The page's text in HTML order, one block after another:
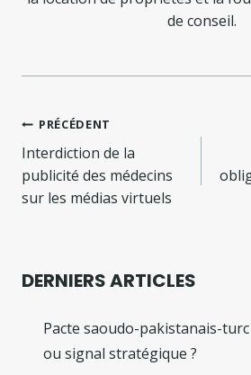
de conseil.
Navigation
de
l’article
PRÉCÉDENT
Interdiction de la
publicité des médecins
sur les médias virtuels
DERNIERS ARTICLES
Pacte saoudo-pakistanais-
ou signal stratégique ?